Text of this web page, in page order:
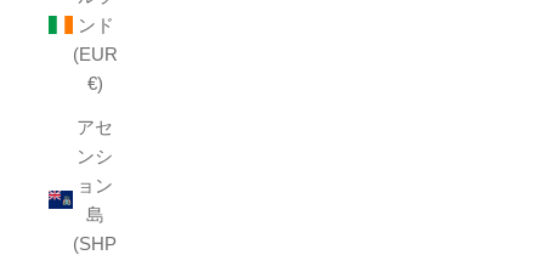
ンド
(EUR
€)
アセ
ンシ
ョン
島
(SHP